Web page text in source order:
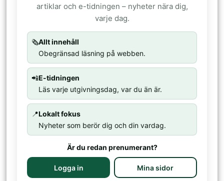
artiklar och e-tidningen – nyheter nära dig,
varje dag.
🗞️Allt innehåll
Obegränsad läsning på webben.
📲E-tidningen
Läs varje utgivningsdag, var du än är.
📍Lokalt fokus
Nyheter som berör dig och din vardag.
Är du redan prenumerant?
Logga in Mina sidor